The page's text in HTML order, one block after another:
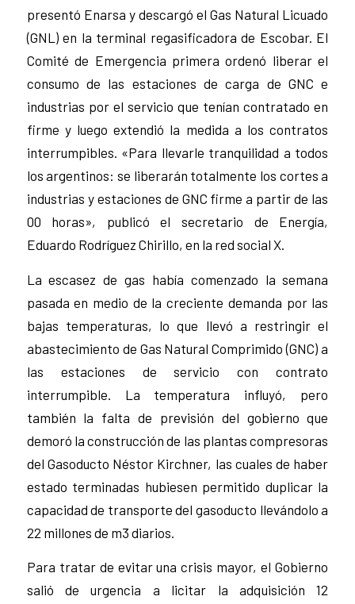
presentó Enarsa y descargó el Gas Natural Licuado
(GNL) en la terminal regasificadora de Escobar. El
Comité de Emergencia primera ordenó liberar el
consumo de las estaciones de carga de GNC e
industrias por el servicio que tenían contratado en
firme y luego extendió la medida a los contratos
interrumpibles. «Para llevarle tranquilidad a todos
los argentinos: se liberarán totalmente los cortes a
industrias y estaciones de GNC firme a partir de las
00 horas», publicó el secretario de Energía,
Eduardo Rodríguez Chirillo, en la red social X.
La escasez de gas había comenzado la semana
pasada en medio de la creciente demanda por las
bajas temperaturas, lo que llevó a restringir el
abastecimiento de Gas Natural Comprimido (GNC) a
las estaciones de servicio con contrato
interrumpible. La temperatura influyó, pero
también la falta de previsión del gobierno que
demoró la construcción de las plantas compresoras
del Gasoducto Néstor Kirchner, las cuales de haber
estado terminadas hubiesen permitido duplicar la
capacidad de transporte del gasoducto llevándolo a
22 millones de m3 diarios.
Para tratar de evitar una crisis mayor, el Gobierno
salió de urgencia a licitar la adquisición 12